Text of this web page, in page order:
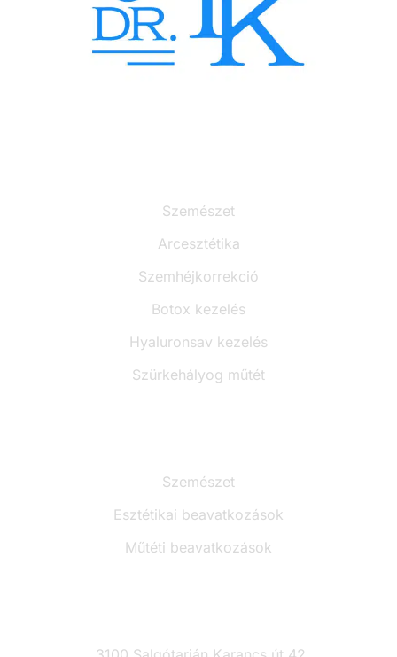
Szemészet
Arcesztétika
Szemhéjkorrekció
Botox kezelés
Hyaluronsav kezelés
Szürkehályog műtét
Szemészet
Esztétikai beavatkozások
Műtéti beavatkozások